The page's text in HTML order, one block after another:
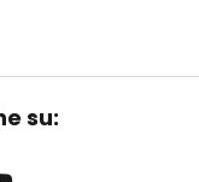
su: